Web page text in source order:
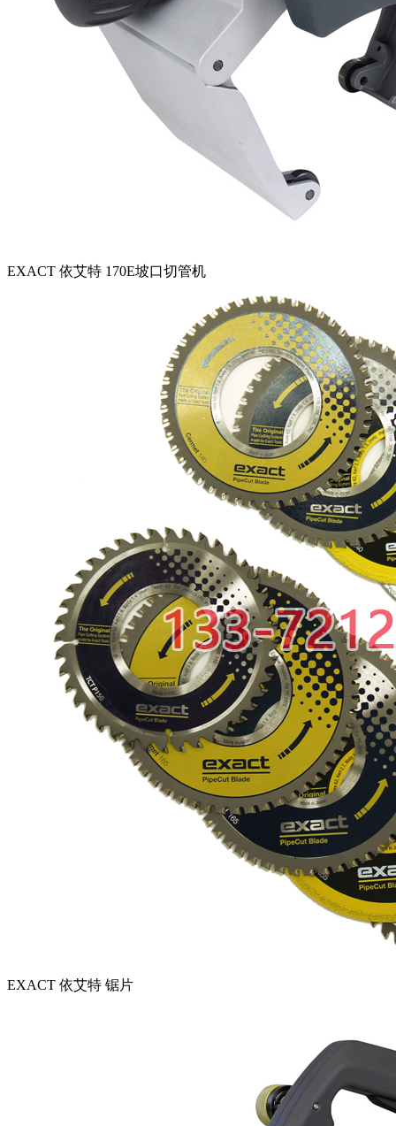
EXACT 依艾特 170E坡口切管机
EXACT 依艾特 锯片